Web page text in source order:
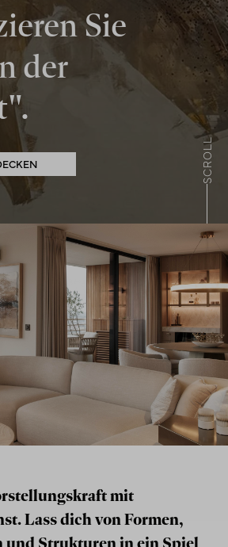
Sie
der
SCROLL
mit
Lass dich von Formen,
und Strukturen in ein Spiel